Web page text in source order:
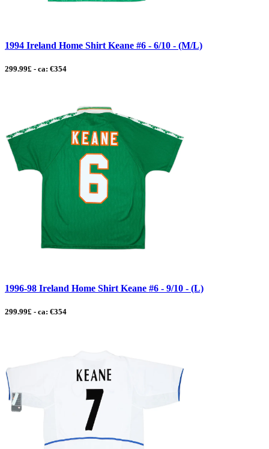
1994 Ireland Home Shirt Keane #6 - 6/10 - (M/L)
299.99£ - ca: €354
1996-98 Ireland Home Shirt Keane #6 - 9/10 - (L)
299.99£ - ca: €354